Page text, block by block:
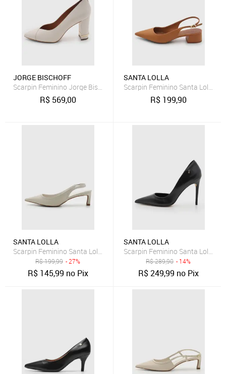
JORGE BISCHOFF
Scarpin Feminino Jorge Bischoff Couro Salto Médio Branco
R$ 569,00
SANTA LOLLA
Scarpin Feminino Santa Lolla
R$ 199,90
SANTA LOLLA
Scarpin Feminino Santa Lolla Slingback Off-White
R$199,99 - 27%
R$ 145,99 no Pix
SANTA LOLLA
Scarpin Feminino Santa Lolla
R$289,90 - 14%
R$249,99 no Pix